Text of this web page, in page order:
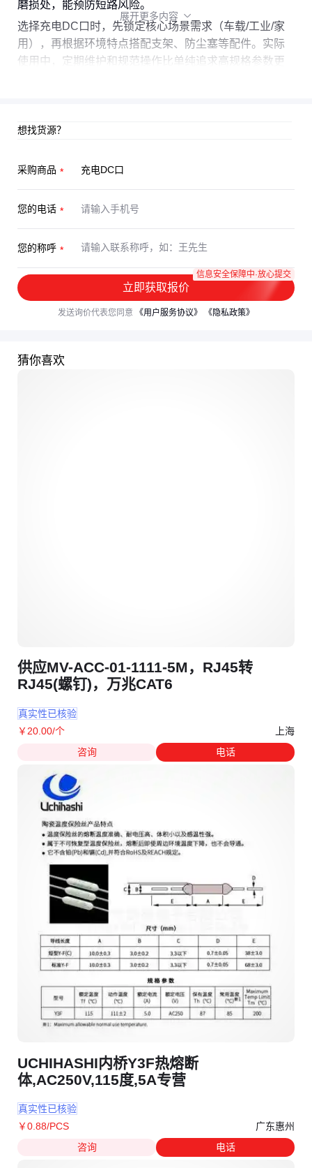
磨损处，能预防短路风险。
选择充电DC口时，先锁定核心场景需求（车载/工业/家
用），再根据环境特点搭配支架、防尘塞等配件。实际
使用中，定期维护和规范操作比单纯追求高规格参数更
展开更多内容 
想找货源？
采购商品
您的电话
您的称呼
立即获取报价
信息安全保障中·放心提交
发送询价代表您同意 《用户服务协议》 《隐私政策》
猜你喜欢
供应MV-ACC-01-1111-5M，RJ45转
RJ45(螺钉)，万兆CAT6
真实性已核验
￥ 20 .00/个
上海
咨询
电话
UCHIHASHI内桥Y3F热熔断
体,AC250V,115度,5A专营
真实性已核验
￥0.88/PCS
广东惠州
咨询
电话